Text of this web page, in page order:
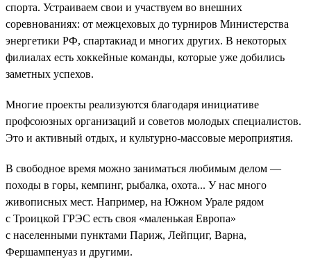
спорта. Устраиваем свои и участвуем во внешних
соревнованиях: от межцеховых до турниров Министерства
энергетики РФ, спартакиад и многих других. В некоторых
филиалах есть хоккейные команды, которые уже добились
заметных успехов.
Многие проекты реализуются благодаря инициативе
профсоюзных организаций и советов молодых специалистов.
Это и активный отдых, и культурно-массовые мероприятия.
В свободное время можно заниматься любимым делом —
походы в горы, кемпинг, рыбалка, охота... У нас много
живописных мест. Например, на Южном Урале рядом
с Троицкой ГРЭС есть своя «маленькая Европа»
с населенными пунктами Париж, Лейпциг, Варна,
Фершампенуаз и другими.